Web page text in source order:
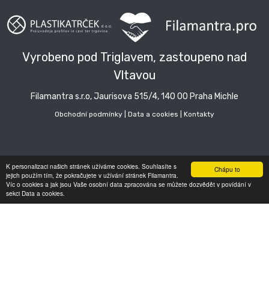
Chápu to
K personalizaci našich stránek užíváme cookies. Souhlasíte s
jejich použím tím, že pokračujete v užívání stránek Filamantra.
Víc o cookies a jak jsou Vaše osobní data zpracována se můžete dozvědět v povídání v
sekci Data a cookies.
Vyrobeno pod Triglavem, zastoupeno nad
Vltavou
Filamantra s.r.o, Jaurisova 515/4, 140 00 Praha Michle
Obchodní podmínky Data a cookies Kontakty